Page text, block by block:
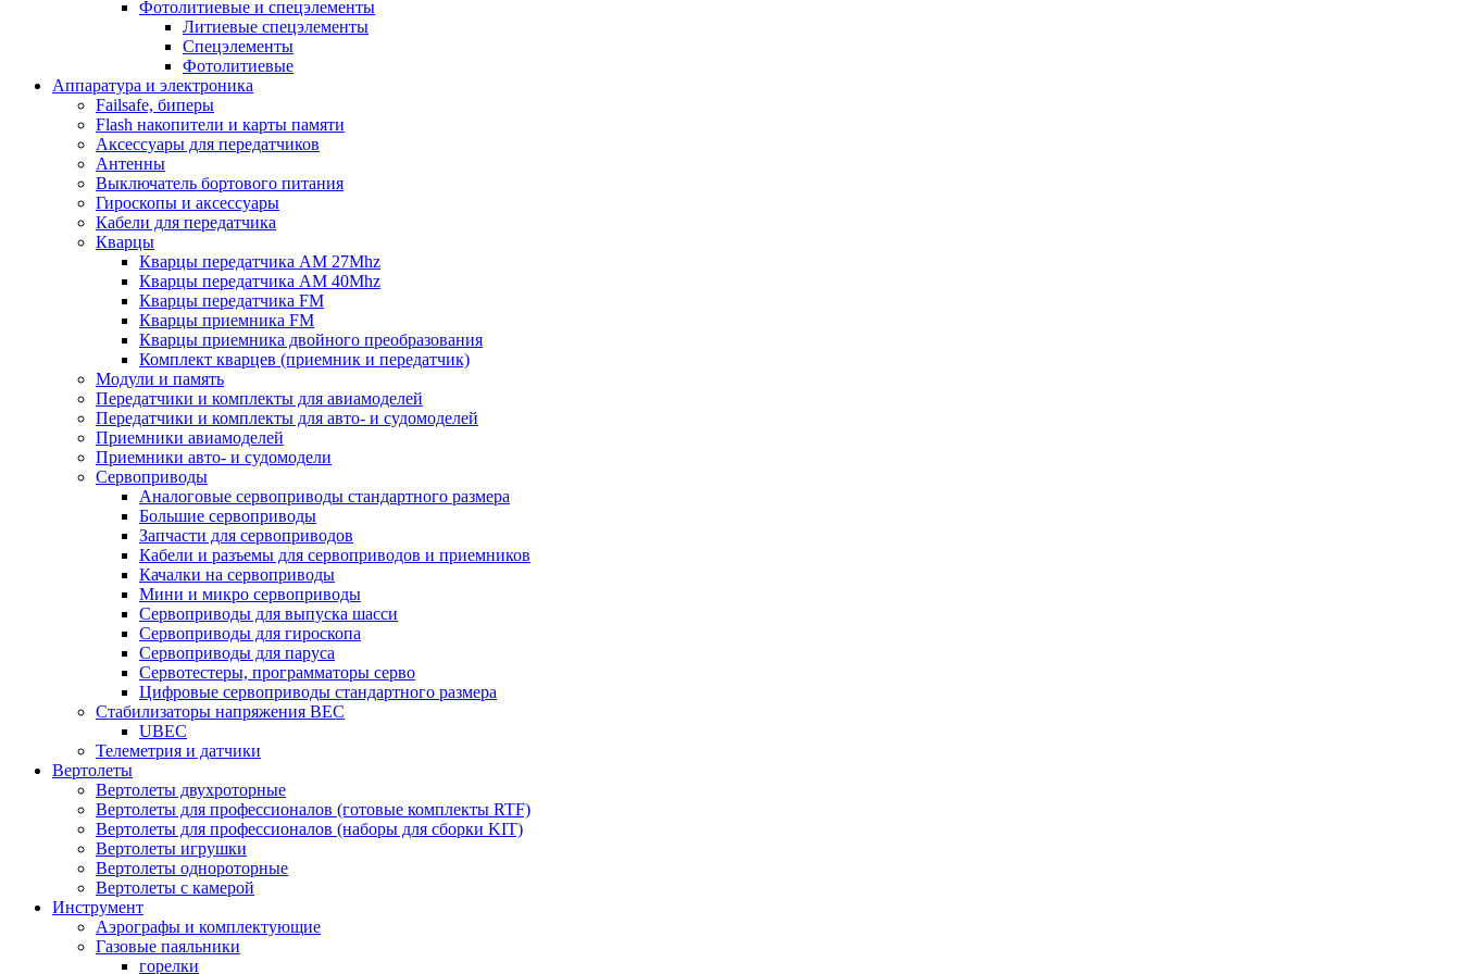
Фотолитиевые и спецэлементы
Литиевые спецэлементы
Спецэлементы
Фотолитиевые
Аппаратура и электроника
Failsafe, биперы
Flash накопители и карты памяти
Аксессуары для передатчиков
Антенны
Выключатель бортового питания
Гироскопы и аксессуары
Кабели для передатчика
Кварцы
Кварцы передатчика AM 27Mhz
Кварцы передатчика AM 40Mhz
Кварцы передатчика FM
Кварцы приемника FM
Кварцы приемника двойного преобразования
Комплект кварцев (приемник и передатчик)
Модули и память
Передатчики и комплекты для авиамоделей
Передатчики и комплекты для авто- и судомоделей
Приемники авиамоделей
Приемники авто- и судомодели
Сервоприводы
Аналоговые сервоприводы стандартного размера
Большие сервоприводы
Запчасти для сервоприводов
Кабели и разъемы для сервоприводов и приемников
Качалки на сервоприводы
Мини и микро сервоприводы
Сервоприводы для выпуска шасси
Сервоприводы для гироскопа
Сервоприводы для паруса
Сервотестеры, программаторы серво
Цифровые сервоприводы стандартного размера
Стабилизаторы напряжения BEC
UBEC
Телеметрия и датчики
Вертолеты
Вертолеты двухроторные
Вертолеты для профессионалов (готовые комплекты RTF)
Вертолеты для профессионалов (наборы для сборки KIT)
Вертолеты игрушки
Вертолеты однороторные
Вертолеты с камерой
Инструмент
Аэрографы и комплектующие
Газовые паяльники
горелки